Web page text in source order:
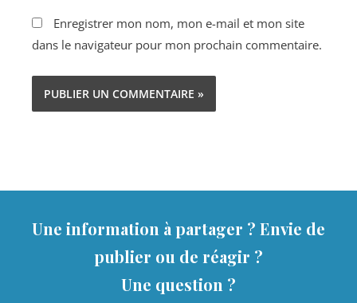
Enregistrer mon nom, mon e-mail et mon site
dans le navigateur pour mon prochain commentaire.
Une information à partager ? Envie de
publier ou de réagir ?
Une question ?